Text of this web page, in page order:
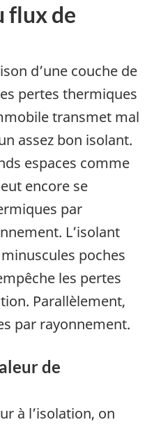
flux de
d’une couche de
pertes thermiques
transmet mal
assez bon isolant.
espaces comme
encore se
par
L’isolant
minuscules poches
les pertes
Parallèlement,
par rayonnement.
de
à l’isolation, on